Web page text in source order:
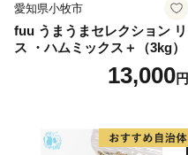
愛知県小牧市
fuu うまうまセレクション リ
ス ・ハムミックス＋（3kg）
13,000円